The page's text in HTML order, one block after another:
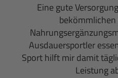
Eine gute
Ausdauersportler
Sport hilft mir damit
Leistung